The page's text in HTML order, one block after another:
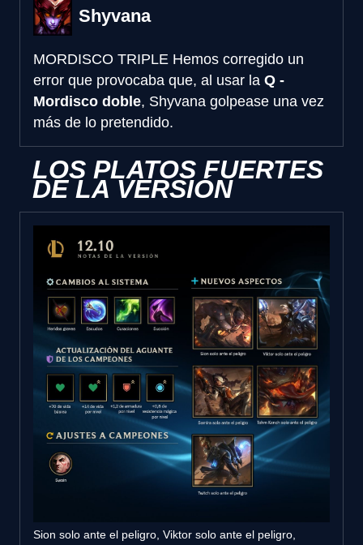
Shyvana
MORDISCO TRIPLE Hemos corregido un
error que provocaba que, al usar la Q -
Mordisco doble, Shyvana golpease una vez
más de lo pretendido.
LOS PLATOS FUERTES
DE LA VERSIÓN
Sion solo ante el peligro, Viktor solo ante el peligro,